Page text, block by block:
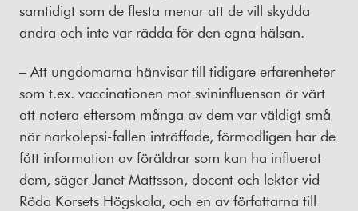
samtidigt som de flesta menar att de vill skydda
andra och inte var rädda för den egna hälsan.
– Att ungdomarna hänvisar till tidigare erfarenheter
som t.ex. vaccinationen mot svininfluensan är värt
att notera eftersom många av dem var väldigt små
när narkolepsi-fallen inträffade, förmodligen har de
fått information av föräldrar som kan ha influerat
dem, säger Janet Mattsson, docent och lektor vid
Röda Korsets Högskola, och en av författarna till